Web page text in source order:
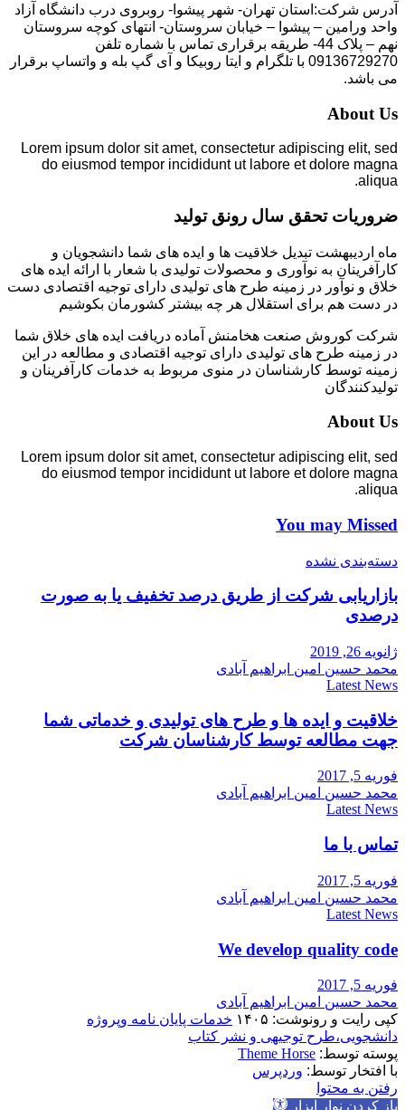
آدرس شرکت:استان تهران- شهر پیشوا- روبروی درب دانشگاه آزاد
واحد ورامین – پیشوا – خیابان سروستان- انتهای کوچه سروستان
نهم – پلاک 44- طریقه برقراری تماس با شماره تلفن
09136729270 با تلگرام و ایتا روبیکا و آی گپ بله و واتساپ برقرار
می باشد.
About Us
Lorem ipsum dolor sit amet, consectetur adipiscing elit, sed
do eiusmod tempor incididunt ut labore et dolore magna
aliqua.
ضروریات تحقق سال رونق تولید
ماه اردیبهشت تبدیل خلاقیت ها و ایده های شما دانشجویان و
کارآفرینان به نوآوری و محصولات تولیدی با شعار با ارائه ایده های
خلاق و نوآور در زمینه طرح های تولیدی دارای توجیه اقتصادی دست
در دست هم برای استقلال هر چه بیشتر کشورمان بکوشیم
شرکت کوروش صنعت هخامنش آماده دریافت ایده های خلاق شما
در زمینه طرح های تولیدی دارای توجیه اقتصادی و مطالعه در این
زمینه توسط کارشناسان در منوی مربوط به خدمات کارآفرینان و
تولیدکنندگان
About Us
Lorem ipsum dolor sit amet, consectetur adipiscing elit, sed
do eiusmod tempor incididunt ut labore et dolore magna
aliqua.
You may Missed
دسته‌بندی نشده
بازاریابی شرکت از طریق درصد تخفیف یا به صورت
درصدی
ژانویه 26, 2019
محمد حسین امین ابراهیم آبادی
Latest News
خلاقیت و ایده ها و طرح های تولیدی و خدماتی شما
جهت مطالعه توسط کارشناسان شرکت
فوریه 5, 2017
محمد حسین امین ابراهیم آبادی
Latest News
تماس با ما
فوریه 5, 2017
محمد حسین امین ابراهیم آبادی
Latest News
We develop quality code
فوریه 5, 2017
محمد حسین امین ابراهیم آبادی
کپی رایت و رونوشت: ۱۴۰۵
خدمات پایان نامه وپروژه
دانشجویی،طرح توجیهی و نشر کتاب
پوسته توسط: Theme Horse
با افتخار توسط: وردپرس
رفتن به محتوا
باز کردن نوار ابزار